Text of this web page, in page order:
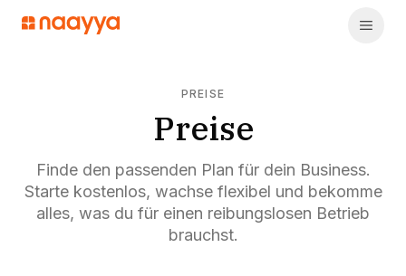
PREISE
Preise
Finde den passenden Plan für dein Business.
Starte kostenlos, wachse flexibel und bekomme
alles, was du für einen reibungslosen Betrieb
brauchst.